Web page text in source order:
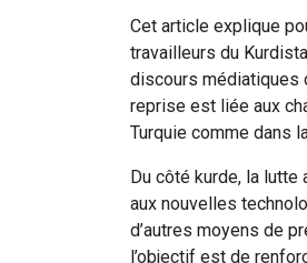
Cet article explique
travailleurs du
discours médiatiques
reprise est liée aux
Turquie comme dans
Du côté kurde, la lutte
aux nouvelles
d’autres moyens de
l’objectif est de